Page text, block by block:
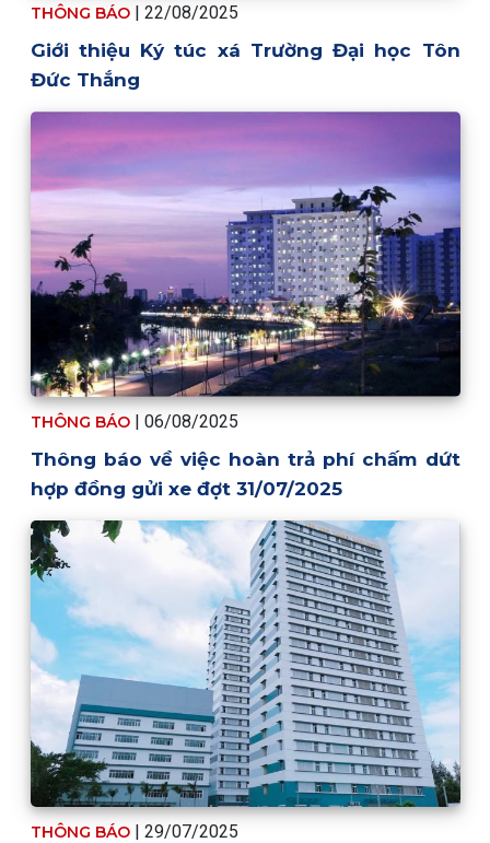
THÔNG BÁO | 22/08/2025
Giới thiệu Ký túc xá Trường Đại học Tôn
Đức Thắng
THÔNG BÁO | 06/08/2025
Thông báo về việc hoàn trả phí chấm dứt
hợp đồng gửi xe đợt 31/07/2025
THÔNG BÁO | 29/07/2025